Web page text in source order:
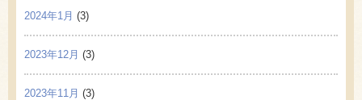
2024年1月 (3)
2023年12月 (3)
2023年11月 (3)